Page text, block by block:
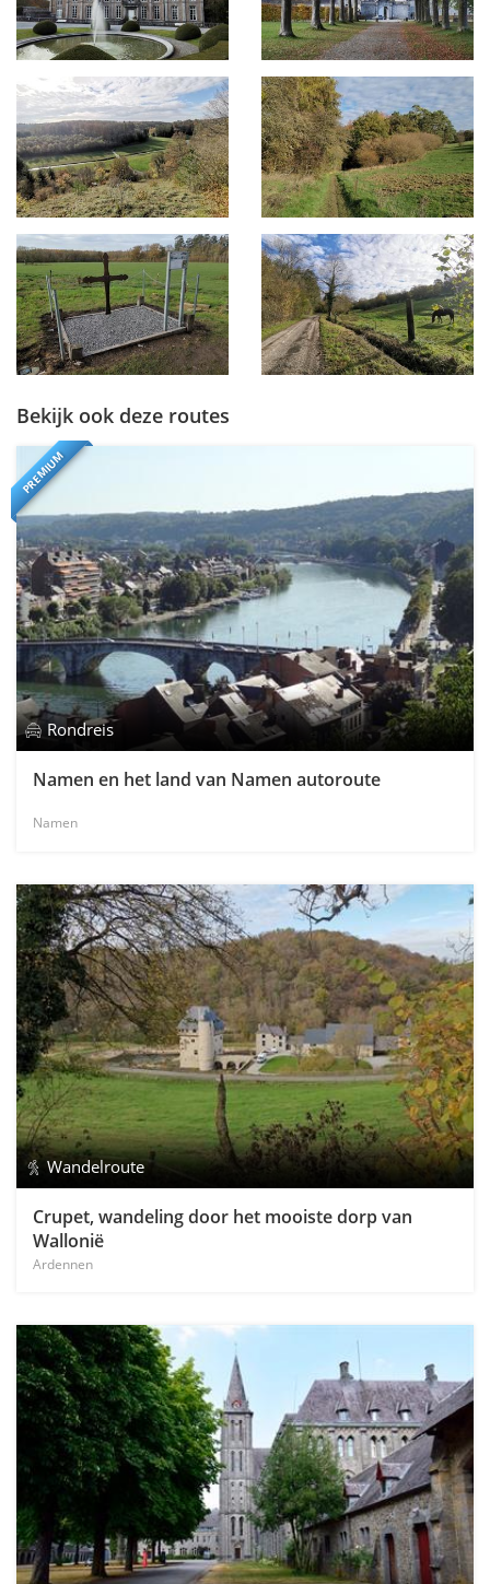
Bekijk ook deze routes
PREMIUM
Rondreis
Namen en het land van Namen autoroute
Namen
Wandelroute
Crupet, wandeling door het mooiste dorp van
Wallonië
Ardennen